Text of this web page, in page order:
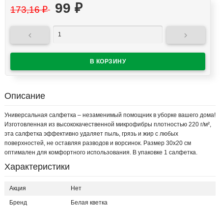
173,16₽ 99 ₽
 
Описание
Универсальная салфетка – незаменимый помощник в уборке вашего дома!
Изготовленная из высококачественной микрофибры плотностью 220 г/м²,
эта салфетка эффективно удаляет пыль, грязь и жир с любых
поверхностей, не оставляя разводов и ворсинок. Размер 30х20 см
оптимален для комфортного использования. В упаковке 1 салфетка.
Характеристики
Акция Нет
Бренд Белая кветка